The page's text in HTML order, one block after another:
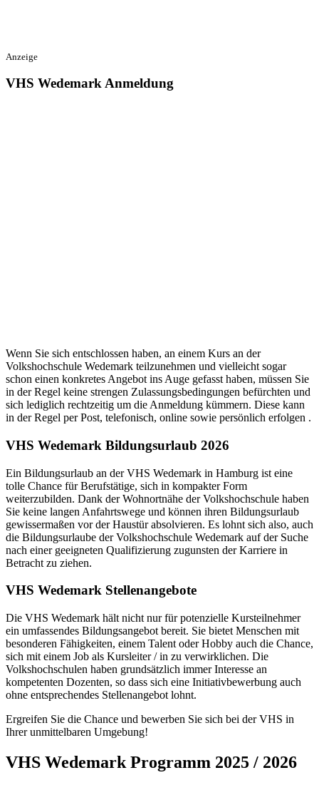
Anzeige
VHS Wedemark Anmeldung
Wenn Sie sich entschlossen haben, an einem Kurs an der
Volkshochschule Wedemark teilzunehmen und vielleicht sogar
schon einen konkretes Angebot ins Auge gefasst haben, müssen Sie
in der Regel keine strengen Zulassungsbedingungen befürchten und
sich lediglich rechtzeitig um die Anmeldung kümmern. Diese kann
in der Regel per Post, telefonisch, online sowie persönlich erfolgen .
VHS Wedemark Bildungsurlaub 2026
Ein Bildungsurlaub an der VHS Wedemark in Hamburg ist eine
tolle Chance für Berufstätige, sich in kompakter Form
weiterzubilden. Dank der Wohnortnähe der Volkshochschule haben
Sie keine langen Anfahrtswege und können ihren Bildungsurlaub
gewissermaßen vor der Haustür absolvieren. Es lohnt sich also, auch
die Bildungsurlaube der Volkshochschule Wedemark auf der Suche
nach einer geeigneten Qualifizierung zugunsten der Karriere in
Betracht zu ziehen.
VHS Wedemark Stellenangebote
Die VHS Wedemark hält nicht nur für potenzielle Kursteilnehmer
ein umfassendes Bildungsangebot bereit. Sie bietet Menschen mit
besonderen Fähigkeiten, einem Talent oder Hobby auch die Chance,
sich mit einem Job als Kursleiter / in zu verwirklichen. Die
Volkshochschulen haben grundsätzlich immer Interesse an
kompetenten Dozenten, so dass sich eine Initiativbewerbung auch
ohne entsprechendes Stellenangebot lohnt.
Ergreifen Sie die Chance und bewerben Sie sich bei der VHS in
Ihrer unmittelbaren Umgebung!
VHS Wedemark Programm 2025 / 2026